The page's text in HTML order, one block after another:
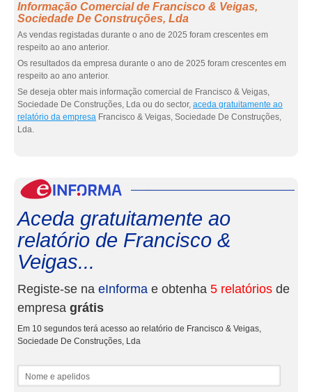
Informação Comercial de Francisco & Veigas,
Sociedade De Construções, Lda
As vendas registadas durante o ano de 2025 foram crescentes em
respeito ao ano anterior.
Os resultados da empresa durante o ano de 2025 foram crescentes em
respeito ao ano anterior.
Se deseja obter mais informação comercial de Francisco & Veigas,
Sociedade De Construções, Lda ou do sector, aceda gratuitamente ao
relatório da empresa Francisco & Veigas, Sociedade De Construções,
Lda.
Aceda gratuitamente ao
relatório de Francisco &
Veigas...
Registe-se na eInforma e obtenha 5 relatórios de
empresa grátis
Em 10 segundos terá acesso ao relatório de Francisco & Veigas,
Sociedade De Construções, Lda